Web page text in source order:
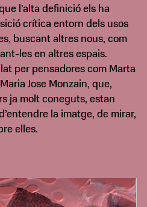
l’alta definició els ha
crítica entorn dels usos
buscant altres nous, com
les en altres espais.
per pensadores com Marta
Jose Monzain, que,
ja molt coneguts, estan
la imatge, de mirar,
elles.